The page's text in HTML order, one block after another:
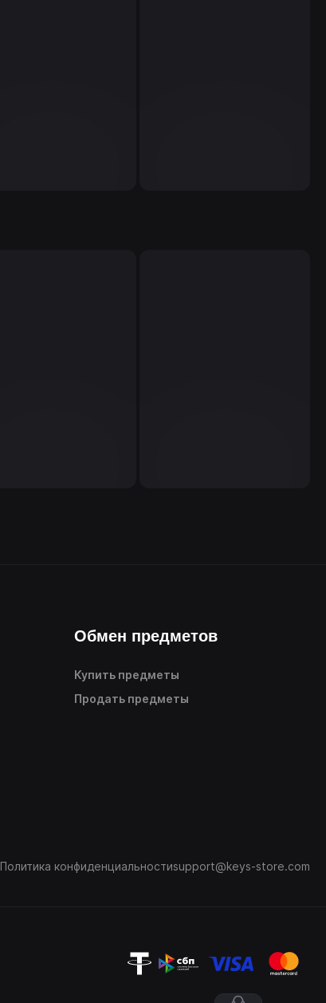
Обмен предметов
Купить предметы
Продать предметы
Политика конфиденциальностиsupport@keys-store.com